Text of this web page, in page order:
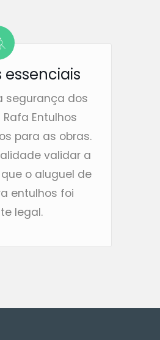
segurança dos
Entulhos
para as obras.
validar a
o aluguel de
entulhos foi
legal.